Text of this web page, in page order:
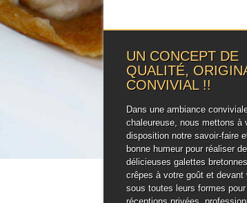
UN CONCEPT DE
QUALITÉ,
CONVIVIAL !!
Dans une ambiance
chaleureuse, nous mettons à
disposition notre savoir-faire
bonne humeur pour réaliser de
délicieuses galettes
crêpes à votre goût et devant
sous toutes leurs formes